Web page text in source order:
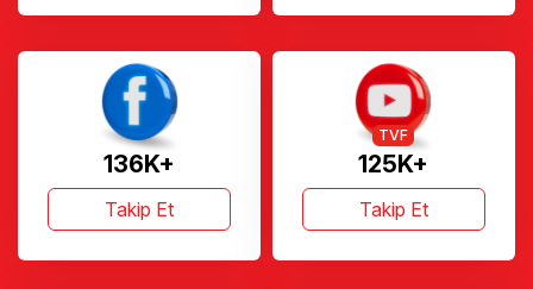
136K+
Takip Et
125K+
TVF
Takip Et